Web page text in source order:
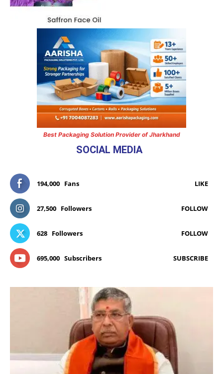
Best Packaging Solution Provider of Jharkhand
SOCIAL MEDIA
194,000 Fans LIKE
27,500 Followers FOLLOW
628 Followers FOLLOW
695,000 Subscribers SUBSCRIBE